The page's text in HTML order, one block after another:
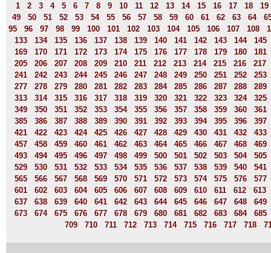
1 2 3 4 5 6 7 8 9 10 11 12 13 14 15 16 17 18
19
49
50 51 52 53 54 55 56 57 58 59 60 61 62 63 64
95
96 97 98 99 100 101 102 103 104 105 106 107 108
133
134 135 136 137 138 139 140 141 142 143 144
145
169
170 171 172 173 174 175 176 177 178 179 180
181
205
206 207 208 209 210 211 212 213 214 215 216
217
241
242 243 244 245 246 247 248 249 250 251 252
253
277
278 279 280 281 282 283 284 285 286 287 288
289
313
314 315 316 317 318 319 320 321 322 323 324
325
349
350 351 352 353 354 355 356 357 358 359 360
361
385
386 387 388 389 390 391 392 393 394 395 396
397
421
422 423 424 425 426 427 428 429 430 431 432
433
457
458 459 460 461 462 463 464 465 466 467 468
469
493
494 495 496 497 498 499 500 501 502 503 504
505
529
530 531 532 533 534 535 536 537 538 539 540
541
565
566 567 568 569 570 571 572 573 574 575 576
577
601
602 603 604 605 606 607 608 609 610 611 612
613
637
638 639 640 641 642 643 644 645 646 647 648
649
673
674 675 676 677 678 679 680 681 682 683 684
685
709
710 711 712 713 714 715 716 717 718